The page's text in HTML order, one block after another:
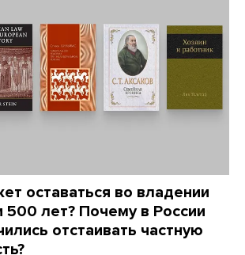
оставаться во владении
500 лет? Почему в России
отстаивать частную